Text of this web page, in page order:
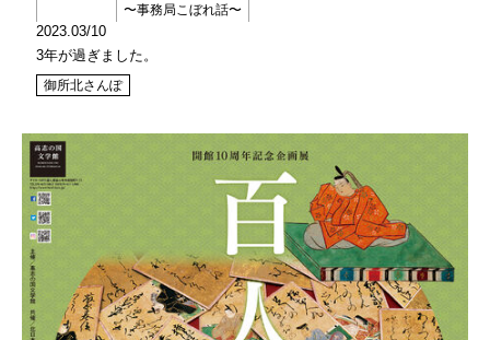
〜事務局こぼれ話〜
2023.03/10
3年が過ぎました。
御所北さんぽ